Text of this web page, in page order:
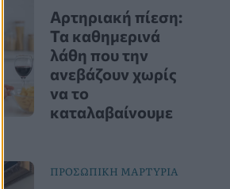
Αρτηριακή πίεση:
Τα καθημερινά
λάθη που την
ανεβάζουν χωρίς
να το
καταλαβαίνουμε
ΠΡΟΣΩΠΙΚΗ ΜΑΡΤΥΡΙΑ